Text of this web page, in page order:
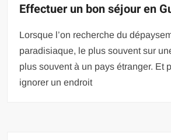
Effectuer un bon séjour en
Lorsque l’on recherche du
paradisiaque, le plus souvent sur
plus souvent à un pays étranger. Et
ignorer un endroit